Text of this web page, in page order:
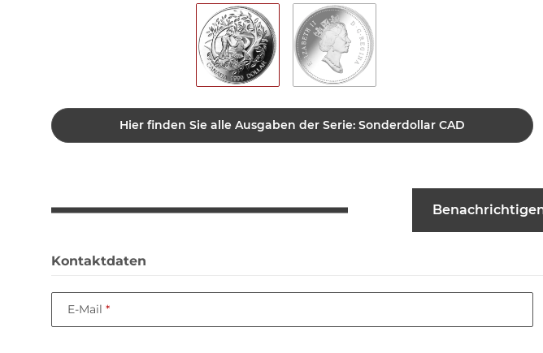
Hier finden Sie alle Ausgaben der Serie: Sonderdollar CAD
Kontaktdaten
E-Mail